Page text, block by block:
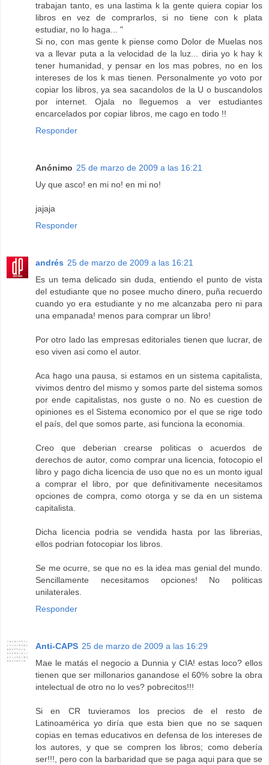
trabajan tanto, es una lastima k la gente quiera copiar los
libros en vez de comprarlos, si no tiene con k plata
estudiar, no lo haga... "
Si no, con mas gente k piense como Dolor de Muelas nos
va a llevar puta a la velocidad de la luz... diria yo k hay k
tener humanidad, y pensar en los mas pobres, no en los
intereses de los k mas tienen. Personalmente yo voto por
copiar los libros, ya sea sacandolos de la U o buscandolos
por internet. Ojala no lleguemos a ver estudiantes
encarcelados por copiar libros, me cago en todo !!
Responder
Anónimo 25 de marzo de 2009 a las 16:21
Uy que asco! en mi no! en mi no!
jajaja
Responder
andrés 25 de marzo de 2009 a las 16:21
Es un tema delicado sin duda, entiendo el punto de vista
del estudiante que no posee mucho dinero, puña recuerdo
cuando yo era estudiante y no me alcanzaba pero ni para
una empanada! menos para comprar un libro!
Por otro lado las empresas editoriales tienen que lucrar, de
eso viven asi como el autor.
Aca hago una pausa, si estamos en un sistema capitalista,
vivimos dentro del mismo y somos parte del sistema somos
por ende capitalistas, nos guste o no. No es cuestion de
opiniones es el Sistema economico por el que se rige todo
el país, del que somos parte, asi funciona la economia.
Creo que deberian crearse politicas o acuerdos de
derechos de autor, como comprar una licencia, fotocopio el
libro y pago dicha licencia de uso que no es un monto igual
a comprar el libro, por que definitivamente necesitamos
opciones de compra, como otorga y se da en un sistema
capitalista.
Dicha licencia podria se vendida hasta por las librerias,
ellos podrian fotocopiar los libros.
Se me ocurre, se que no es la idea mas genial del mundo.
Sencillamente necesitamos opciones! No politicas
unilaterales.
Responder
Anti-CAPS 25 de marzo de 2009 a las 16:29
Mae le matás el negocio a Dunnia y CIA! estas loco? ellos
tienen que ser millonarios ganandose el 60% sobre la obra
intelectual de otro no lo ves? pobrecitos!!!
Si en CR tuvieramos los precios de el resto de
Latinoamérica yo diría que esta bien que no se saquen
copias en temas educativos en defensa de los intereses de
los autores, y que se compren los libros; como debería
ser!!!, pero con la barbaridad que se paga aqui para que se